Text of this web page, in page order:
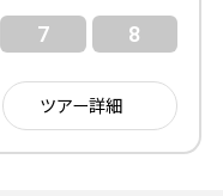
7 8
ツアー詳細